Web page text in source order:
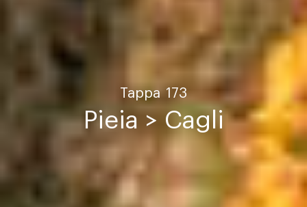
Tappa 173
Pieia > Cagli